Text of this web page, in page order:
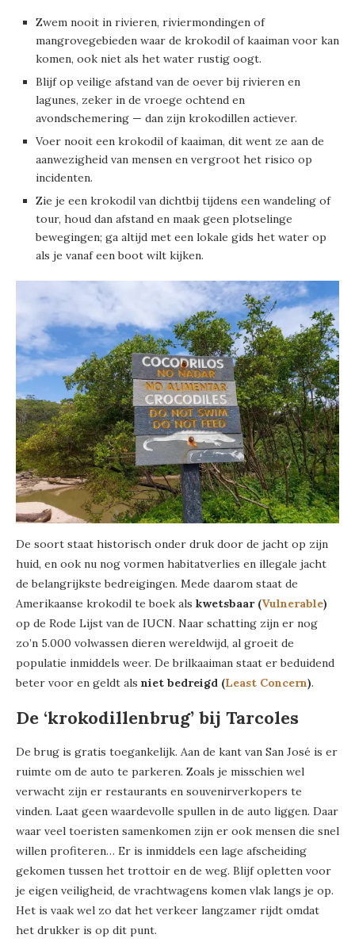
Zwem nooit in rivieren, riviermondingen of
mangrovegebieden waar de krokodil of kaaiman voor kan
komen, ook niet als het water rustig oogt.
Blijf op veilige afstand van de oever bij rivieren en
lagunes, zeker in de vroege ochtend en
avondschemering — dan zijn krokodillen actiever.
Voer nooit een krokodil of kaaiman, dit went ze aan de
aanwezigheid van mensen en vergroot het risico op
incidenten.
Zie je een krokodil van dichtbij tijdens een wandeling of
tour, houd dan afstand en maak geen plotselinge
bewegingen; ga altijd met een lokale gids het water op
als je vanaf een boot wilt kijken.
De soort staat historisch onder druk door de jacht op zijn
huid, en ook nu nog vormen habitatverlies en illegale jacht
de belangrijkste bedreigingen. Mede daarom staat de
Amerikaanse krokodil te boek als kwetsbaar (Vulnerable)
op de Rode Lijst van de IUCN. Naar schatting zijn er nog
zo’n 5.000 volwassen dieren wereldwijd, al groeit de
populatie inmiddels weer. De brilkaaiman staat er beduidend
beter voor en geldt als niet bedreigd (Least Concern).
De ‘krokodillenbrug’ bij Tarcoles
De brug is gratis toegankelijk. Aan de kant van San José is er
ruimte om de auto te parkeren. Zoals je misschien wel
verwacht zijn er restaurants en souvenirverkopers te
vinden. Laat geen waardevolle spullen in de auto liggen. Daar
waar veel toeristen samenkomen zijn er ook mensen die snel
willen profiteren… Er is inmiddels een lage afscheiding
gekomen tussen het trottoir en de weg. Blijf opletten voor
je eigen veiligheid, de vrachtwagens komen vlak langs je op.
Het is vaak wel zo dat het verkeer langzamer rijdt omdat
het drukker is op dit punt.